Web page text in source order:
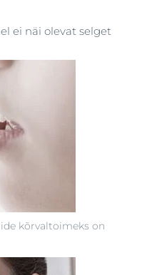
kõrvaltoimeks on
ei näi olevat selget